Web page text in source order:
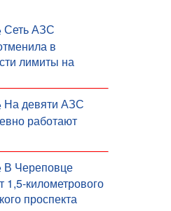
Сеть АЗС
в
лимиты на
На девяти АЗС
работают
В Череповце
километрового
проспекта